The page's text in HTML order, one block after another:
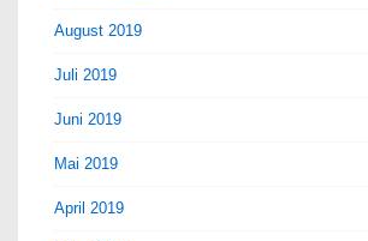
August 2019
Juli 2019
Juni 2019
Mai 2019
April 2019